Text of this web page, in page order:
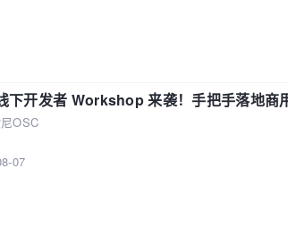
下开发者 Workshop 来袭！手把手落地商
OSC
07